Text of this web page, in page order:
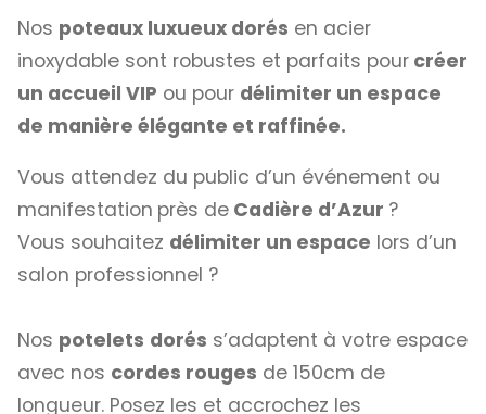
Nos poteaux luxueux dorés en acier
inoxydable sont robustes et parfaits pour créer
un accueil VIP ou pour délimiter un espace
de manière élégante et raffinée.
Vous attendez du public d’un événement ou
manifestation près de Cadière d’Azur ?
Vous souhaitez délimiter un espace lors d’un
salon professionnel ?
Nos potelets dorés s’adaptent à votre espace
avec nos cordes rouges de 150cm de
longueur. Posez les et accrochez les